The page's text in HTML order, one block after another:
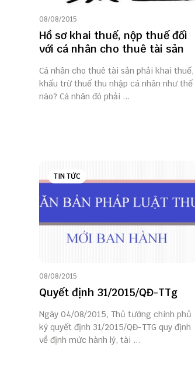
08/08/2015
Hồ sơ khai thuế, nộp thuế đối
với cá nhân cho thuê tài sản
Cá nhân cho thuê tài sản phải khai thuế,
khấu trừ thuế thu nhập cá nhân như thế
nào? Cá nhân đó phải ...
TIN TỨC
08/08/2015
Quyết định 31/2015/QĐ-TTg
Ngày 04/08/2015, Thủ tướng chính phủ
ký quyết định 31/2015/QĐ-TTG quy định
về định mức hành lý, tài ...